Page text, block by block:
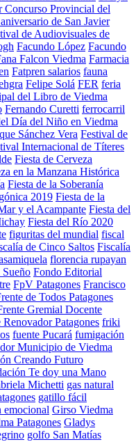
Concurso Provincial del
de San Javier
de Audiovisuales de
Facundo López Facundo
Falcon Viedma Farmacia
Fatpren salarios fauna
Felipe Solá FER feria
del Libro de Viedma
Fernando Curetti ferrocarril
Día del Niño en Viedma
Sánchez Vera Festival de
Internacional de Títeres
Fiesta de Cerveza
en la Manzana Histórica
Fiesta de la Soberanía
2019 Fiesta de la
y el Acampante Fiesta del
Fiesta del Río 2020
figuritas del mundial fiscal
de Cinco Saltos Fiscalía
florencia rupayan
Fondo Editorial
FpV Patagones Francisco
de Todos Patagones
Gremial Docente
Renovador Patagones friki
fuente Pucará fumigación
Municipio de Viedma
Creando Futuro
Te doy una Mano
Michetti gas natural
gatillo fácil
emocional Girso Viedma
Patagones Gladys
golfo San Matías